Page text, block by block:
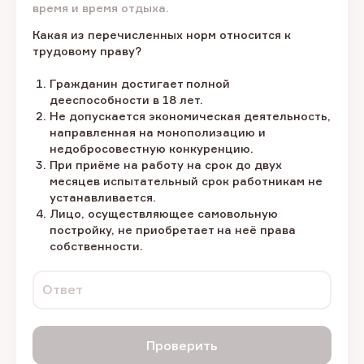
время и время отдыха.
Какая из перечисленных норм относится к
трудовому праву?
Гражданин достигает полной
дееспособности в 18 лет.
Не допускается экономическая деятельность,
направленная на монополизацию и
недобросовестную конкуренцию.
При приёме на работу на срок до двух
месяцев испытательный срок работникам не
устанавливается.
Лицо, осуществляющее самовольную
постройку, не приобретает на неё права
собственности.
Ответ
Проверить